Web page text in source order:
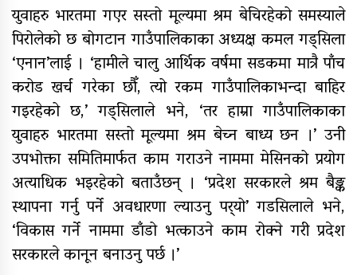
नेपालका सर्वाधिक स्वयंसेवी शतक
रक्तदाता कर्माचार्यद्वारा मुगुमा १८७औं
पटकको रक्तदान
युवाहरु भारतमा गएर सस्तो मूल्यमा श्रम बेचिरहेको समस्याले
पिरोलेको छ बोगटान गाउँपालिकाका अध्यक्ष कमल गड्सिला
‘एनान’लाई । ‘हामीले चालु आर्थिक वर्षमा सडकमा मात्रै पाँच
करोड खर्च गरेका छौँ, त्यो रकम गाउँपालिकाभन्दा बाहिर
गइरहेको छ,’ गड्सिलाले भने, ‘तर हाम्रा गाउँपालिकाका
युवाहरु भारतमा सस्तो मूल्यमा श्रम बेच्न बाध्य छन ।’ उनी
उपभोक्ता समितिमार्फत काम गराउने नाममा मेसिनको प्रयोग
अत्याधिक भइरहेको बताउँछन् । ‘प्रदेश सरकारले श्रम बैङ्क
स्थापना गर्नु पर्ने अवधारणा ल्याउनु पर्‍यो’ गडसिलाले भने,
‘विकास गर्ने नाममा डाँडो भत्काउने काम रोक्ने गरी प्रदेश
सरकारले कानून बनाउनु पर्छ ।’